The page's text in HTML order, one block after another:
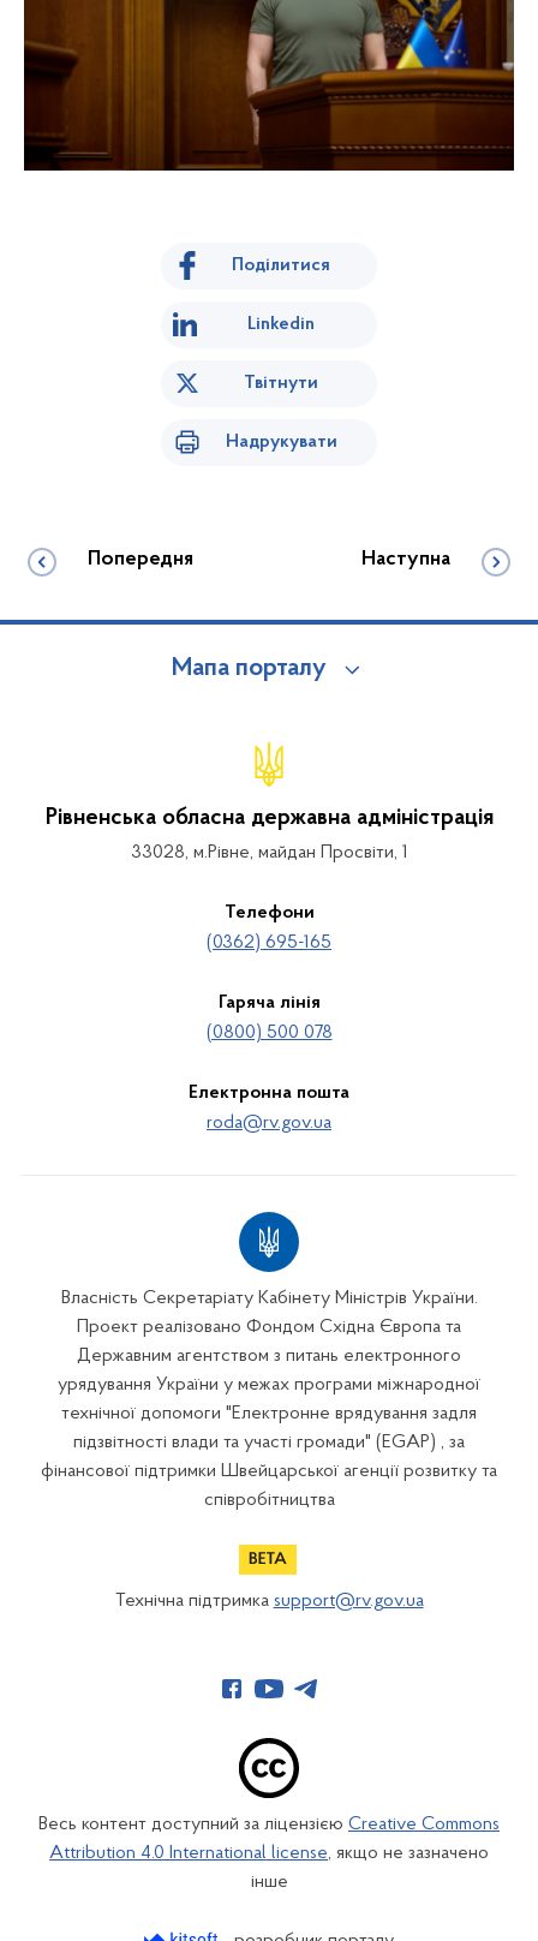
Поділитися
Linkedin
Твітнути
Надрукувати
Попередня Наступна
Мапа порталу
Рівненська обласна державна адміністрація
33028, м.Рівне, майдан Просвіти, 1
Телефони
(0362) 695-165
Гаряча лінія
(0800) 500 078
Електронна пошта
roda@rv.gov.ua
Власність Секретаріату Кабінету Міністрів України.
Проект реалізовано Фондом Східна Європа та
Державним агентством з питань електронного
урядування України у межах програми міжнародної
технічної допомоги "Електронне врядування задля
підзвітності влади та участі громади" (EGAP) , за
фінансової підтримки Швейцарської агенції розвитку та
співробітництва
Технічна підтримка support@rv.gov.ua
Весь контент доступний за ліцензією Creative Commons
Attribution 4.0 International license, якщо не зазначено
інше